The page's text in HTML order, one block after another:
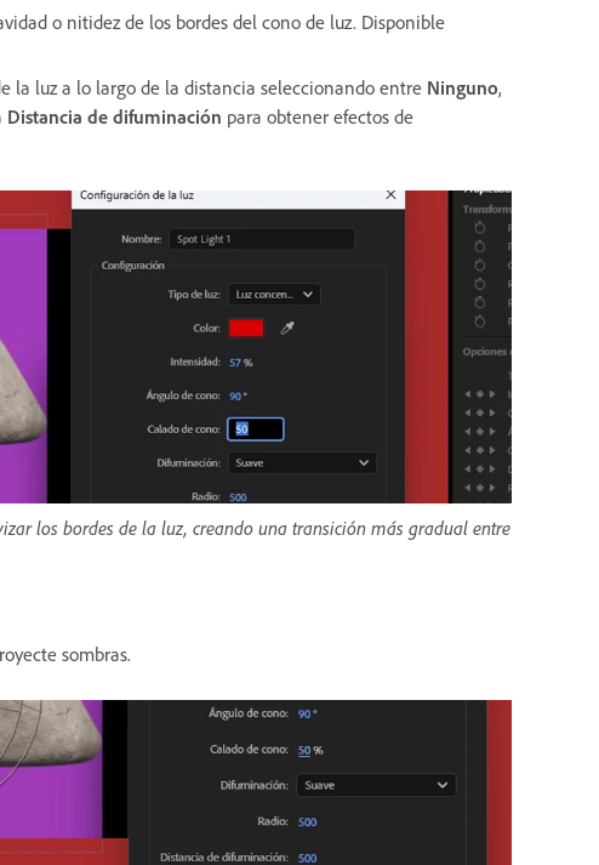
o nitidez de los bordes del cono de luz. Disponible
la luz a lo largo de la distancia seleccionando entre Ninguno,
Distancia de difuminación para obtener efectos de
los bordes de la luz, creando una transición más gradual entre
sombras.